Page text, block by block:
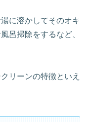
に溶かしてそのオキ
呂掃除をするなど、
リーンの特徴といえ